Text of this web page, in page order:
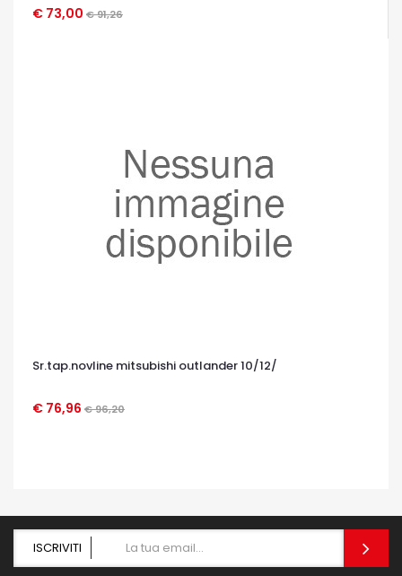
€ 73,00 € 91,26
OCCHIATA VELOCE
Sr.tap.novline mitsubishi outlander 10/12/
€ 76,96 € 96,20
OCCHIATA VELOCE
ISCRIVITI